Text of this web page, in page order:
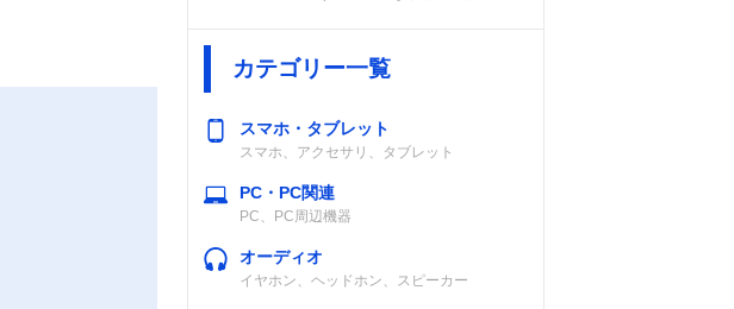
カテゴリー一覧
スマホ・タブレット
スマホ、アクセサリ、タブレット
PC・PC関連
PC、PC周辺機器
オーディオ
イヤホン、ヘッドホン、スピーカー